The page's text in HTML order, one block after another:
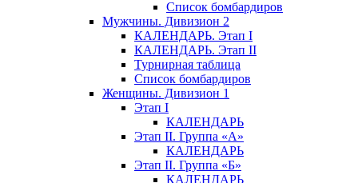
Список бомбардиров
Мужчины. Дивизион 2
КАЛЕНДАРЬ. Этап I
КАЛЕНДАРЬ. Этап II
Турнирная таблица
Список бомбардиров
Женщины. Дивизион 1
Этап I
КАЛЕНДАРЬ
Этап II. Группа «А»
КАЛЕНДАРЬ
Этап II. Группа «Б»
КАЛЕНДАРЬ